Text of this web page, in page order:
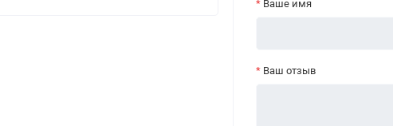
Ваше имя
Ваш отзыв